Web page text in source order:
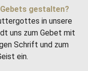
gestalten?
in unsere
uns zum Gebet mit
Schrift und zum
ein.